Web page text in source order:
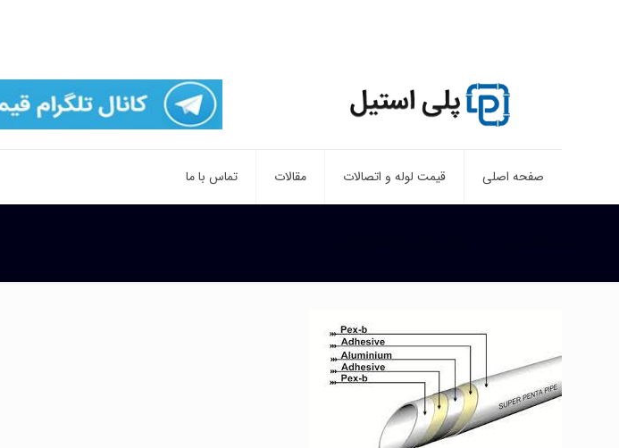
صفحه اصلی قیمت لوله و اتصالات مقالات تماس با ما